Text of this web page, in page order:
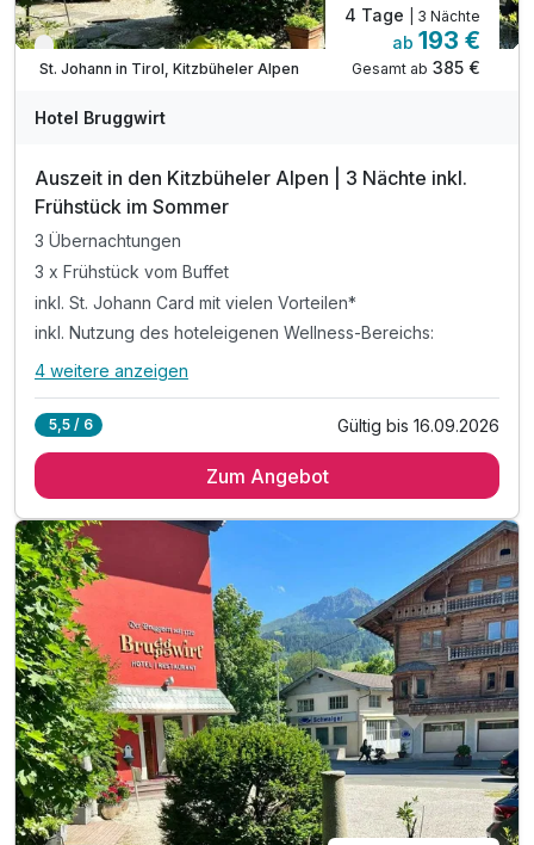
Nur noch bis September
St. Johann in Tirol, Kitzbüheler Alpen
4 Tage | 3 Nächte
ab 193 €
Gesamt ab 385 €
Hotel Bruggwirt
Auszeit in den Kitzbüheler Alpen | 3 Nächte inkl.
Frühstück im Sommer
3 Übernachtungen
3 x Frühstück vom Buffet
inkl. St. Johann Card mit vielen Vorteilen*
inkl. Nutzung des hoteleigenen Wellness-Bereichs:
Alle Inklusivleistungen
3 x Frühstück vom Buffet
inkl. Nutzung des hoteleigenen Wellness-Bereichs:
mit Sauna, Infrarotkabine & Wärmeliegen
inkl. Fahrradabstellraum & Skistall
ink. Welcome drink
inkl. Eintritt in die Panorama Badewelt*
4 weitere anzeigen
5,5 / 6 Gültig bis 16.09.2026
Zum Angebot